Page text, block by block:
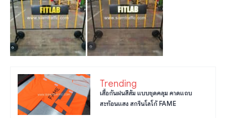
Trending
เสื้อกันฝนสีส้ม แบบชุดคลุม คาดแถบ
สะท้อนแสง สกรีนโลโก้ FAME